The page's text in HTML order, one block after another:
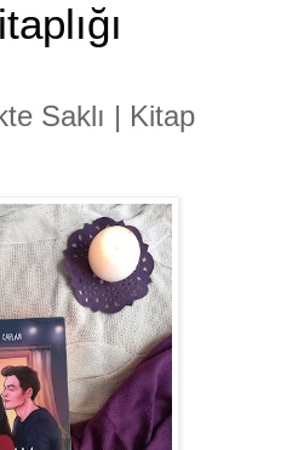
Saklı | Kitap